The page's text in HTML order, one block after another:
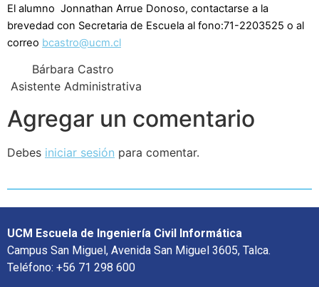
El alumno Jonnathan Arrue Donoso, contactarse a la
brevedad con Secretaria de Escuela al fono:71-2203525 o al
correo bcastro@ucm.cl
Bárbara Castro
Asistente Administrativa
Agregar un comentario
Debes iniciar sesión para comentar.
UCM Escuela de Ingeniería Civil Informática
Campus San Miguel, Avenida San Miguel 3605, Talca.
Teléfono: +56 71 298 600